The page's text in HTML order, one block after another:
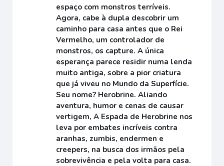
espaço com monstros terríveis.
Agora, cabe à dupla descobrir um
caminho para casa antes que o Rei
Vermelho, um controlador de
monstros, os capture. A única
esperança parece residir numa lenda
muito antiga, sobre a pior criatura
que já viveu no Mundo da Superfície.
Seu nome? Herobrine. Aliando
aventura, humor e cenas de causar
vertigem, A Espada de Herobrine nos
leva por embates incríveis contra
aranhas, zumbis, endermen e
creepers, na busca dos irmãos pela
sobrevivência e pela volta para casa.